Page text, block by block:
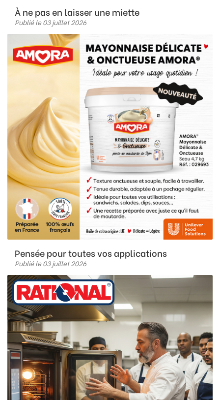
À ne pas en laisser une miette
Publié le 03 juillet 2026
Pensée pour toutes vos applications
Publié le 03 juillet 2026